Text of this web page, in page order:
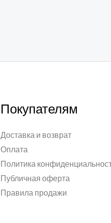
Покупателям
Доставка и возврат
Оплата
Политика
Публичная оферта
Правила продажи